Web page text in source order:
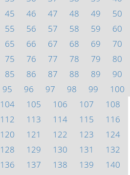
45 46 47 48 49
50
55 56 57 58 59
60
65 66 67 68 69
70
75 76 77 78 79
80
85 86 87 88 89
90
95 96 97 98 99
100
104 105 106 107
108
112 113 114 115
116
120 121 122 123
124
128 129 130 131
132
136 137 138 139
140